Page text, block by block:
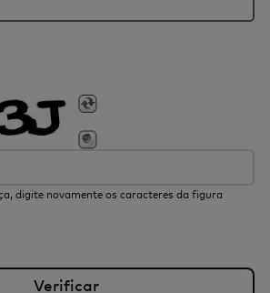
digite novamente os caracteres da figura